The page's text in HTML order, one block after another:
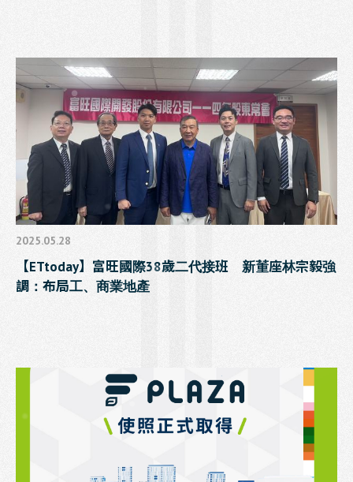
2025.05.28
【ETtoday】富旺國際38歲二代接班 新董座林宗毅強
調：布局工、商業地產